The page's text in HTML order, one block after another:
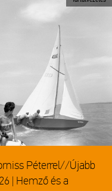
Péterrel//Újabb
| Hemző és a